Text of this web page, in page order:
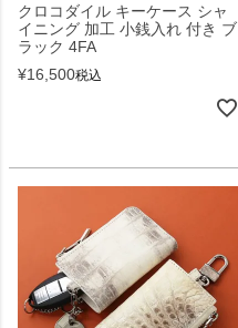
クロコダイル キーケース シャ
イニング 加工 小銭入れ 付き ブ
ラック 4FA
¥16,500税込